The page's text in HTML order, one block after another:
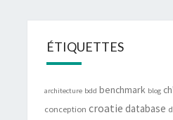
ÉTIQUETTES
architecture bdd benchmark blog
conception croatie database